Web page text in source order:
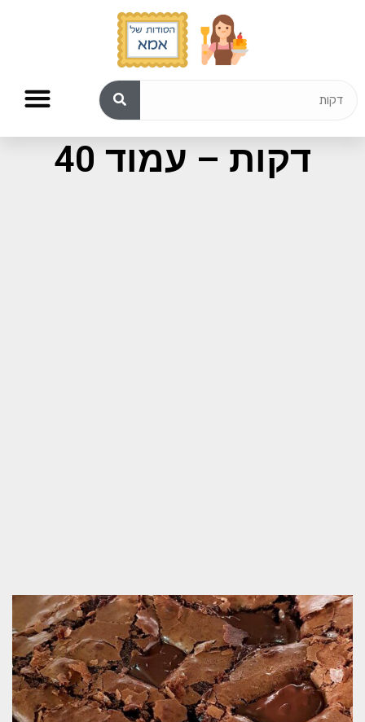
תוצאות חיפוש עבור:
דקות – עמוד 40